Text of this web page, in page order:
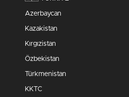
Azerbaycan
Kazakistan
Kırgızistan
Özbekistan
Türkmenistan
KKTC